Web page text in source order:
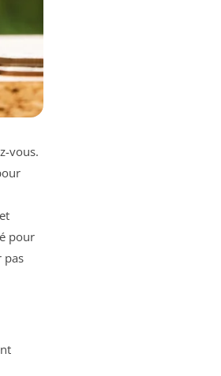
vous.
pour
pas